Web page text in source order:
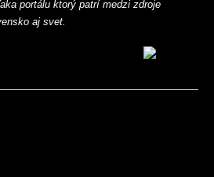
portálu ktorý patrí medzi zdroje
aj svet.